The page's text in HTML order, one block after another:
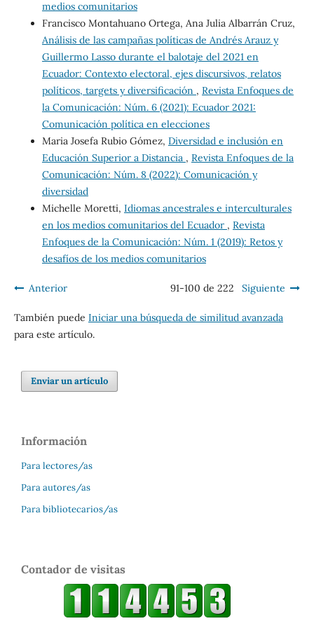
medios comunitarios
Francisco Montahuano Ortega, Ana Julia Albarrán Cruz,
Análisis de las campañas políticas de Andrés Arauz y
Guillermo Lasso durante el balotaje del 2021 en
Ecuador: Contexto electoral, ejes discursivos, relatos
políticos, targets y diversificación , Revista Enfoques de
la Comunicación: Núm. 6 (2021): Ecuador 2021:
Comunicación política en elecciones
Maria Josefa Rubio Gómez, Diversidad e inclusión en
Educación Superior a Distancia , Revista Enfoques de la
Comunicación: Núm. 8 (2022): Comunicación y
diversidad
Michelle Moretti, Idiomas ancestrales e interculturales
en los medios comunitarios del Ecuador , Revista
Enfoques de la Comunicación: Núm. 1 (2019): Retos y
desafíos de los medios comunitarios
Anterior 91-100 de 222 Siguiente
También puede Iniciar una búsqueda de similitud avanzada
para este artículo.
Enviar un artículo
Información
Para lectores/as
Para autores/as
Para bibliotecarios/as
Contador de visitas